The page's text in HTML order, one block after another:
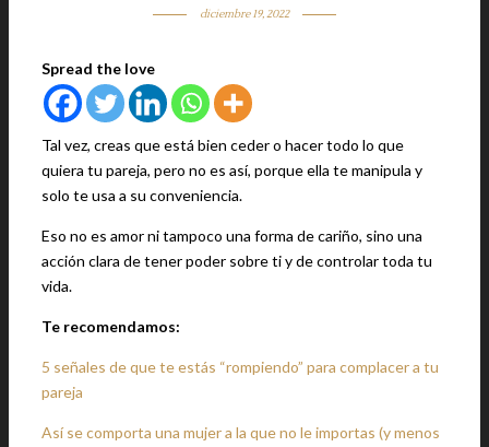
diciembre 19, 2022
Spread the love
Tal vez, creas que está bien ceder o hacer todo lo que
quiera tu pareja, pero no es así, porque ella te manipula y
solo te usa a su conveniencia.
Eso no es amor ni tampoco una forma de cariño, sino una
acción clara de tener poder sobre ti y de controlar toda tu
vida.
Te recomendamos:
5 señales de que te estás “rompiendo” para complacer a tu
pareja
Así se comporta una mujer a la que no le importas (y menos